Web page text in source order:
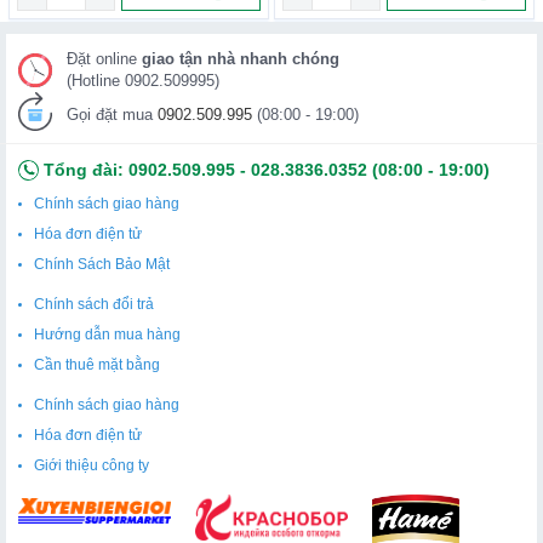
ngày hết hạn.
Thành phần: Bột yến mạch, có chứa gluten.
Đặt online giao tận nhà nhanh chóng
(Hotline 0902.509995)
Gọi đặt mua 0902.509.995 (08:00 - 19:00)
Tổng đài: 0902.509.995 - 028.3836.0352 (08:00 - 19:00)
Chính sách giao hàng
Hóa đơn điện tử
Chính Sách Bảo Mật
Chính sách đổi trả
Hướng dẫn mua hàng
Cần thuê mặt bằng
Chính sách giao hàng
Hóa đơn điện tử
Giới thiệu công ty